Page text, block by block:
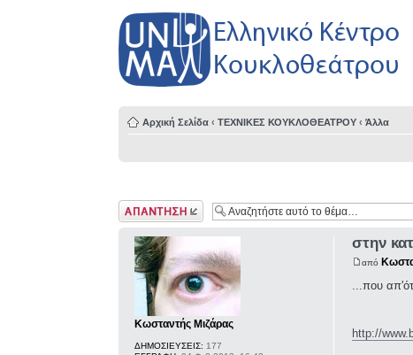
Αρχική Σελίδα ‹ ΤΕΧΝΙΚΕΣ ΚΟΥΚΛΟΘΕΑΤΡΟΥ ‹ Άλλα
Δημιουργία
απάντησης
στην
από
...που
http://
Κωσταντής Μιζάρας
ΔΗΜΟΣΙΕΥΣΕΙΣ: 177